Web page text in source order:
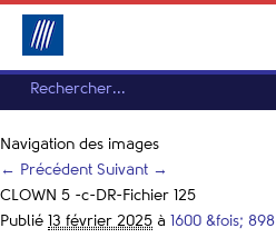
Navigation des images
← Précédent Suivant →
CLOWN 5 -c-DR-Fichier 125
Publié 13 février 2025 à 1600 &fois; 898